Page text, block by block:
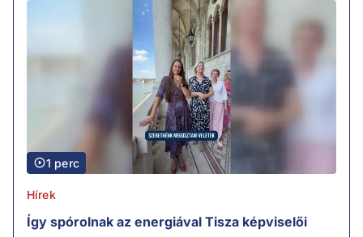
1 perc
Hírek
Így spórolnak az energiával Tisza képviselői